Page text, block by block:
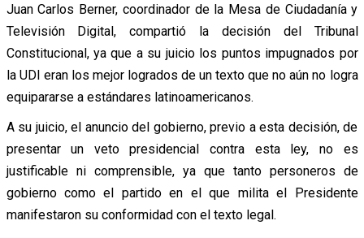
Juan Carlos Berner, coordinador de la Mesa de Ciudadanía y
Televisión Digital, compartió la decisión del Tribunal
Constitucional, ya que a su juicio los puntos impugnados por
la UDI eran los mejor logrados de un texto que no aún no logra
equipararse a estándares latinoamericanos.
A su juicio, el anuncio del gobierno, previo a esta decisión, de
presentar un veto presidencial contra esta ley, no es
justificable ni comprensible, ya que tanto personeros de
gobierno como el partido en el que milita el Presidente
manifestaron su conformidad con el texto legal.